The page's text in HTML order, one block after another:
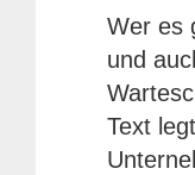
Wer es
und
Text